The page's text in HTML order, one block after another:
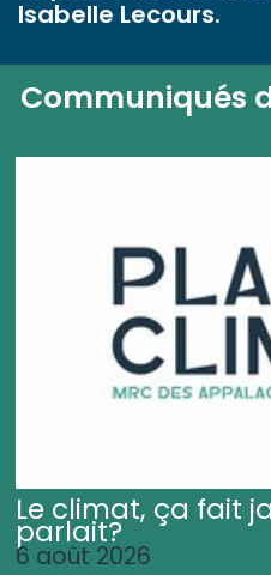
Isabelle Lecours.
Communiqués
Le climat, ça fait
parlait?
6 août 2026